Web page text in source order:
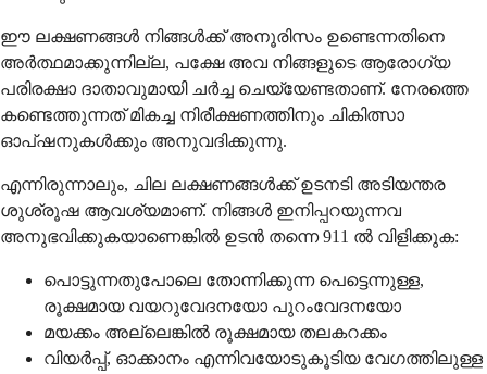
ഈ ലക്ഷണങ്ങൾ നിങ്ങൾക്ക് അനൂരിസം ഉണ്ടെന്നതിനെ
അർത്ഥമാക്കുന്നില്ല, പക്ഷേ അവ നിങ്ങളുടെ ആരോഗ്യ
പരിരക്ഷാ ദാതാവുമായി ചർച്ച ചെയ്യേണ്ടതാണ്. നേരത്തെ
കണ്ടെത്തുന്നത് മികച്ച നിരീക്ഷണത്തിനും ചികിത്സാ
ഓപ്ഷനുകൾക്കും അനുവദിക്കുന്നു.
എന്നിരുന്നാലും, ചില ലക്ഷണങ്ങൾക്ക് ഉടനടി അടിയന്തര
ശുശ്രൂഷ ആവശ്യമാണ്. നിങ്ങൾ ഇനിപ്പറയുന്നവ
അനുഭവിക്കുകയാണെങ്കിൽ ഉടൻ തന്നെ 911 ൽ വിളിക്കുക:
പൊട്ടുന്നതുപോലെ തോന്നിക്കുന്ന പെട്ടെന്നുള്ള,
രൂക്ഷമായ വയറുവേദനയോ പുറംവേദനയോ
മയക്കം അല്ലെങ്കിൽ രൂക്ഷമായ തലകറക്കം
വിയർപ്പ്, ഓക്കാനം എന്നിവയോടുകൂടിയ വേഗത്തിലുള്ള